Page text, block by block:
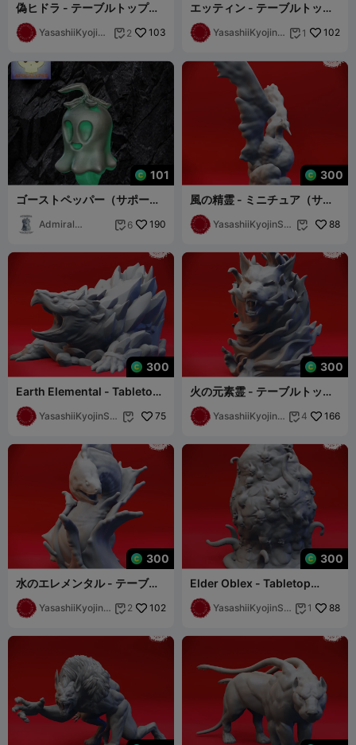
偽ヒドラ - テーブルトップミ
ニチュア（サポート済み）
YasashiiKyojinS
 2 103
エッティン - テーブルトップ
ミニチュア（サポート付き）
YasashiiKyojinS
 1 102
101
ゴーストペッパー（サポート
済み）
Admiral
 6 190
300
風の精霊 - ミニチュア（サポ
ート済み）
YasashiiKyojinStu
 88
300
Earth Elemental - Tabletop
Miniature (Pre-Supported)
YasashiiKyojinStu
 75
300
火の元素霊 - テーブルトップ
ミニチュア（サポート済み）
YasashiiKyojinS
 4 166
300
水のエレメンタル - テーブル
トップミニチュア（サポート
済み）YasashiiKyojinS
 2 102
300
Elder Oblex - Tabletop
Miniature (Pre-Supported)
YasashiiKyojinSt
 1 88